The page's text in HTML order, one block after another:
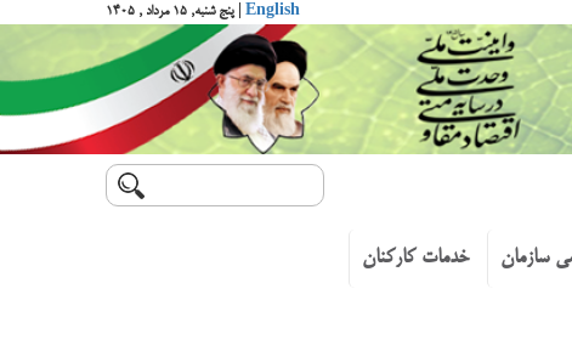
English | پنج شنبه, ۱۵ مرداد , ۱۴۰۵
سازمان خدمات کارکنان